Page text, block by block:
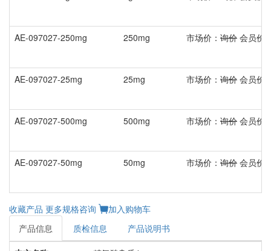
AE-097027-250mg 250mg 市场价： 询价 会员价
AE-097027-25mg 25mg 市场价： 询价 会员价
AE-097027-500mg 500mg 市场价： 询价 会员价
AE-097027-50mg 50mg 市场价： 询价 会员价
收藏产品 更多规格咨询
加入购物车
产品信息
质检信息 产品说明书